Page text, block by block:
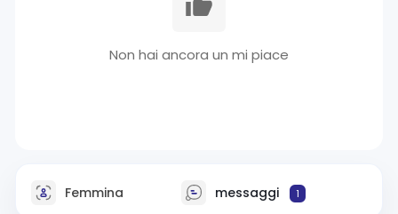
Non hai ancora un mi piace
Femmina messaggi 1